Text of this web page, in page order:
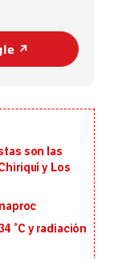
↗️
son las
y Los
°C y radiación